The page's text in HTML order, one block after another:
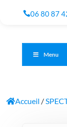
06 80 87
Menu
Accueil /